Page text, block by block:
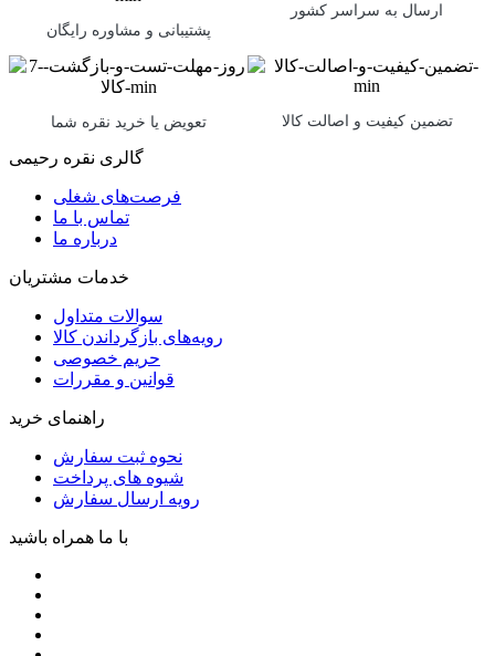
پشتیبانی و مشاوره رایگان
ارسال به سراسر کشور
تعویض یا خرید نقره شما تضمین کیفیت و اصالت کالا
گالری نقره رحیمی
فرصت‌های شغلی
تماس با ما
درباره ما
خدمات مشتریان
سوالات متداول
رویه‌های بازگرداندن کالا
حریم خصوصی
قوانین و مقررات
راهنمای خرید
نحوه ثبت سفارش
شیوه های پرداخت
رویه ارسال سفارش
با ما همراه باشید